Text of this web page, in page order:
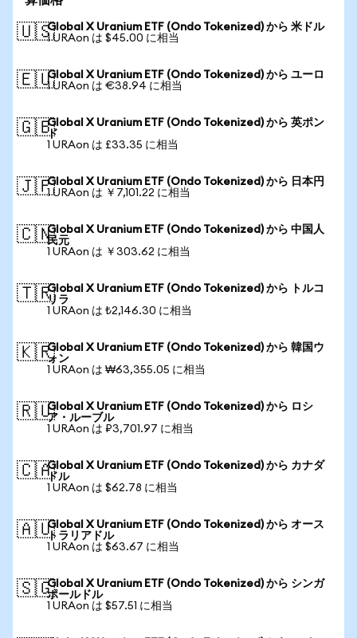
🇺🇸Global X Uranium ETF (Ondo Tokenized) から 米ドル
1 URAon は $45.00 に相当
🇪🇺Global X Uranium ETF (Ondo Tokenized) から ユーロ
1 URAon は €38.94 に相当
🇬🇧Global X Uranium ETF (Ondo Tokenized) から 英ポン
ド
1 URAon は £33.35 に相当
🇯🇵Global X Uranium ETF (Ondo Tokenized) から 日本円
1 URAon は ￥7,101.22 に相当
🇨🇳Global X Uranium ETF (Ondo Tokenized) から 中国人
民元
1 URAon は ￥303.62 に相当
🇹🇷Global X Uranium ETF (Ondo Tokenized) から トルコ
リラ
1 URAon は ₺2,146.30 に相当
🇰🇷Global X Uranium ETF (Ondo Tokenized) から 韓国ウ
ォン
1 URAon は ₩63,355.05 に相当
🇷🇺Global X Uranium ETF (Ondo Tokenized) から ロシ
ア・ルーブル
1 URAon は ₽3,701.97 に相当
🇨🇦Global X Uranium ETF (Ondo Tokenized) から カナダ
ドル
1 URAon は $62.78 に相当
🇦🇺Global X Uranium ETF (Ondo Tokenized) から オース
トラリアドル
1 URAon は $63.67 に相当
🇸🇬Global X Uranium ETF (Ondo Tokenized) から シンガ
ポールドル
1 URAon は $57.51 に相当